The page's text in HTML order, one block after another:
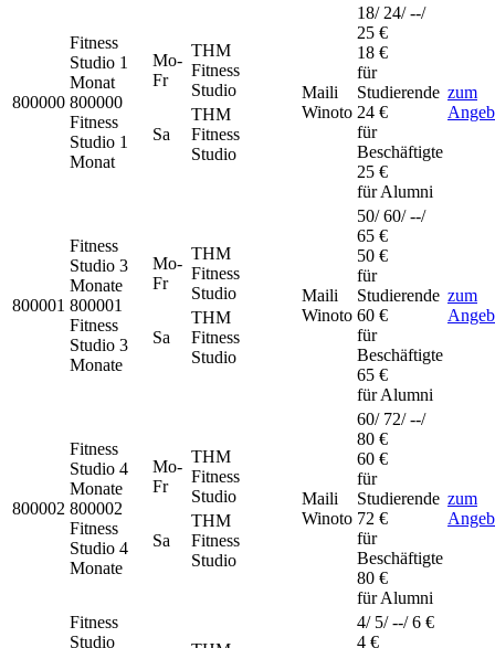
800000
Fitness
Studio 1
Monat
800000
Fitness
Studio 1
Monat
Mo-
Fr
THM
Fitness
Studio
Sa
THM
Fitness
Studio
Maili
Winoto
18/ 24/ --/
25 €
18 €
für
Studierende
24 €
für
Beschäftigte
25 €
für Alumni
zum
800001
Fitness
Studio 3
Monate
800001
Fitness
Studio 3
Monate
Mo-
Fr
THM
Fitness
Studio
Sa
THM
Fitness
Studio
Maili
Winoto
50/ 60/ --/
65 €
50 €
für
Studierende
60 €
für
Beschäftigte
65 €
für Alumni
zum
800002
Fitness
Studio 4
Monate
800002
Fitness
Studio 4
Monate
Mo-
Fr
THM
Fitness
Studio
Sa
THM
Fitness
Studio
Maili
Winoto
60/ 72/ --/
80 €
60 €
für
Studierende
72 €
für
Beschäftigte
80 €
für Alumni
zum
Fitness
Studio
4/ 5/ --/ 6 €
4 €